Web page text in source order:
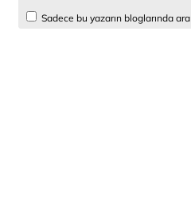
Sadece bu yazarın bloglarında ara